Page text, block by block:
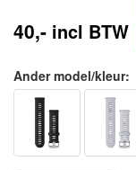
40,- incl BTW
Ander model/kleur: